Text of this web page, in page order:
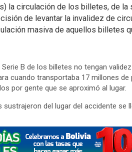
la circulación de los billetes, de la
de levantar la invalidez de
masiva de aquellos billetes
B de los billetes no tengan
cuando transportaba 17 millones
por gente que se aproximó al lugar.
del lugar del accidente se